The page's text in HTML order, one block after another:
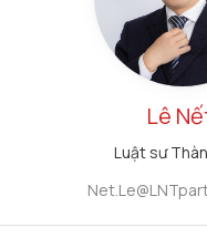
Lê
Luật sư